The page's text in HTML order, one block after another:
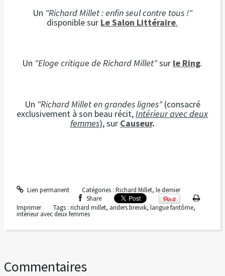
Un "Richard Millet : enfin seul contre tous !"
disponible sur Le Salon Littéraire.
Un "Eloge critique de Richard Millet"sur le Ring.
Un "Richard Millet en grandes lignes"(consacré
exclusivement à son beau récit,Intérieur avec deux
femmes),sur Causeur.
Lien permanent Catégories : Richard Millet, le dernier
Share
Imprimer
Tags :richard millet, anders breivik,langue fantôme,
intérieur avec deux femmes
Commentaires